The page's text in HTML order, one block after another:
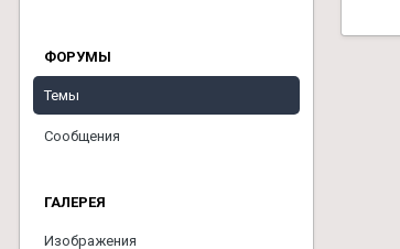
ФОРУМЫ
Темы
Сообщения
ГАЛЕРЕЯ
Изображения